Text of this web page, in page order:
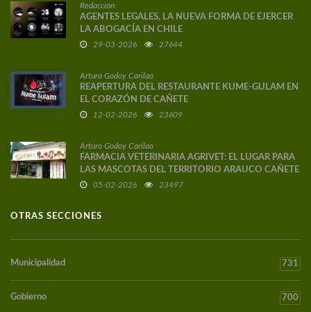
Redacción
AGENTES LEGALES, LA NUEVA FORMA DE EJERCER
LA ABOGACÍA EN CHILE
29-03-2026 27644
Arturo Godoy Carilao
REAPERTURA DEL RESTAURANTE KUME-GULAM EN
EL CORAZÓN DE CAÑETE
12-02-2026 23609
Arturo Godoy Carilao
FARMACIA VETERINARIA AGRIVET: EL LUGAR PARA
LAS MASCOTAS DEL TERRITORIO ARAUCO CAÑETE
05-02-2026 23497
OTRAS SECCIONES
Municipalidad 731
Gobierno 700